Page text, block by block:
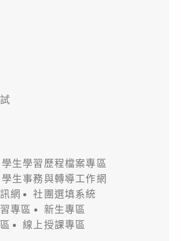
學生學習歷程檔案專區
學生事務與轉導工作網
網
社團選填系統
專區
新生專區
線上授課專區